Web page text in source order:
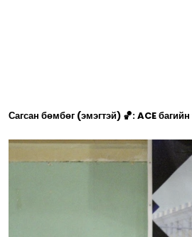
Сагсан бөмбөг (эмэгтэй) 🏀: ACE